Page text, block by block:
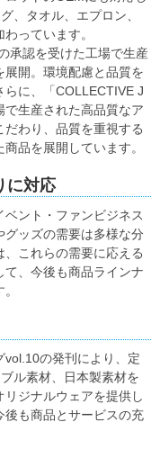
、タオル、エプロン、
っています。
承認を受けた工場で生産
展開。環境配慮と品質を
に、「COLLECTIVE J
で生産された高品質なア
わり、品質を重視する
品を展開しています。
に対応
ント・ファンビジネス
ッズの需要は多様な分
これらの需要に応える
、今後も商品ラインナ
vol.10の発刊により、定
ル素材、日本製素材を
ジナルウェアを提供し
後も商品とサービスの充